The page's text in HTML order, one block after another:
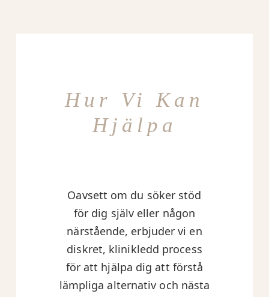
Hur Vi Kan
Hjälpa
Oavsett om du söker stöd
för dig själv eller någon
närstående, erbjuder vi en
diskret, klinikledd process
för att hjälpa dig att förstå
lämpliga alternativ och nästa